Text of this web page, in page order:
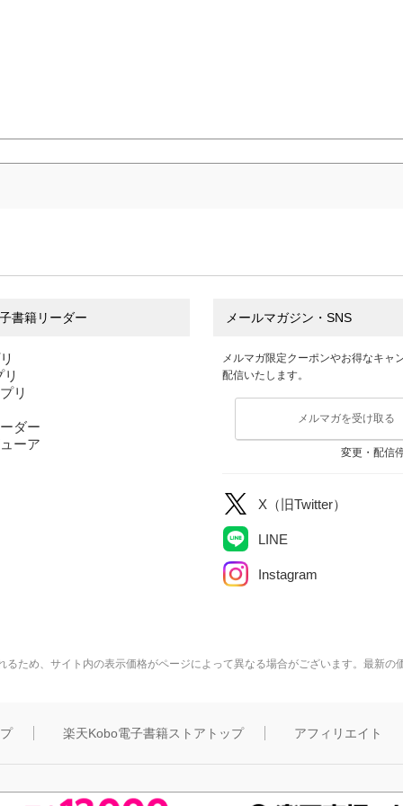
書籍リーダー
リ
ダー
ーア
メールマガジン・SNS
メルマガ限定クーポンやお得なキャ
配信いたします。
メルマガを受け取る
変更・配信
X（旧Twitter）
LINE
Instagram
るため、サイト内の表示価格がページによって異なる場合がございます。最新の
楽天Kobo電子書籍ストアトップ アフィリエイト